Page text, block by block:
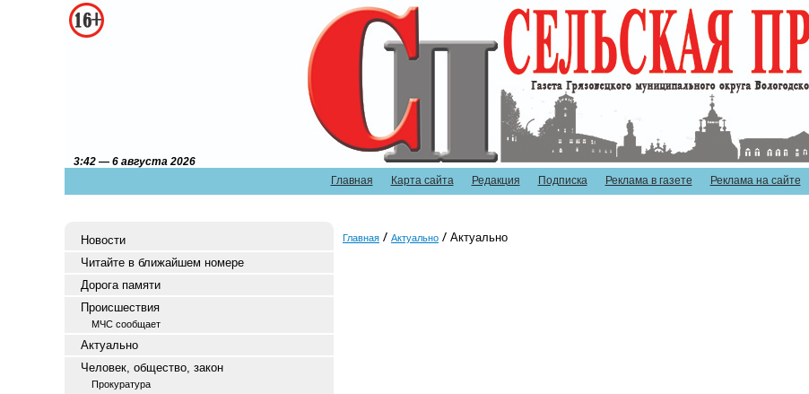
Главная Карта сайта Редакция Подписка Реклама в газете Реклама на сайте
3:42 — 6 августа 2026
Новости
Читайте в ближайшем номере
Дорога памяти
Происшествия
МЧС сообщает
Актуально
Человек, общество, закон
Прокуратура
Главная Актуально Актуально